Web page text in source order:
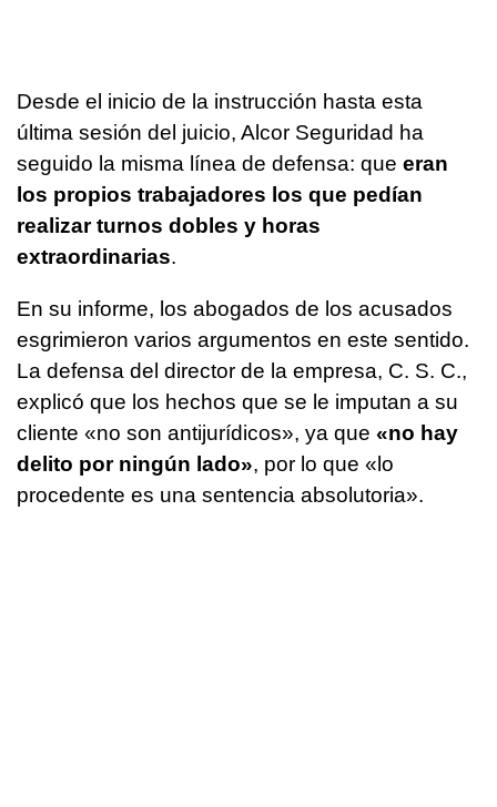
Desde el inicio de la instrucción hasta esta
última sesión del juicio, Alcor Seguridad ha
seguido la misma línea de defensa: que eran
los propios trabajadores los que pedían
realizar turnos dobles y horas
extraordinarias.
En su informe, los abogados de los acusados
esgrimieron varios argumentos en este sentido.
La defensa del director de la empresa, C. S. C.,
explicó que los hechos que se le imputan a su
cliente «no son antijurídicos», ya que «no hay
delito por ningún lado», por lo que «lo
procedente es una sentencia absolutoria».